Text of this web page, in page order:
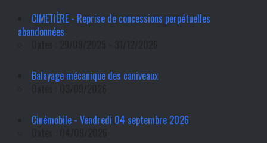
CIMETIÈRE - Reprise de concessions perpétuelles
abandonnées
Balayage mécanique des caniveaux
Cinémobile - Vendredi 04 septembre 2026